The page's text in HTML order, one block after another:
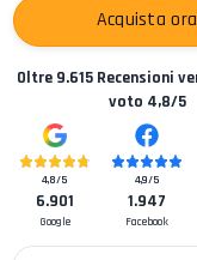
Acquista ora
Oltre 9.615Recensioni
voto 4,8/5
4,8/5
6.901
Google
4,9/5
1.947
Facebook